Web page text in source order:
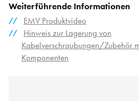
Weiterführende Informationen
EMV Produktvideo
Hinweis zur Lagerung von
Kabelverschraubungen/Zubehör
Komponenten